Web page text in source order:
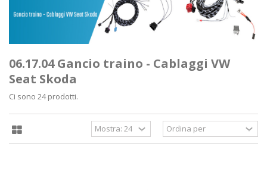
06.17.04 Gancio traino - Cablaggi VW
Seat Skoda
Ci sono 24 prodotti.